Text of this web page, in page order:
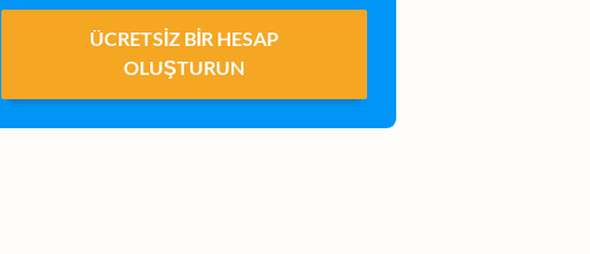
ÜCRETSIZ BIR HESAP
OLUŞTURUN